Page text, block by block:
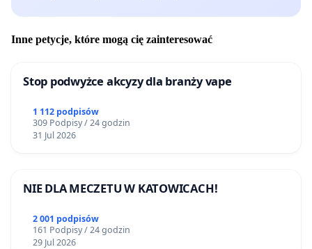
Inne petycje, które mogą cię zainteresować
Stop podwyżce akcyzy dla branży vape
1 112 podpisów
309 Podpisy / 24 godzin
31 Jul 2026
NIE DLA MECZETU W KATOWICACH!
2 001 podpisów
161 Podpisy / 24 godzin
29 Jul 2026